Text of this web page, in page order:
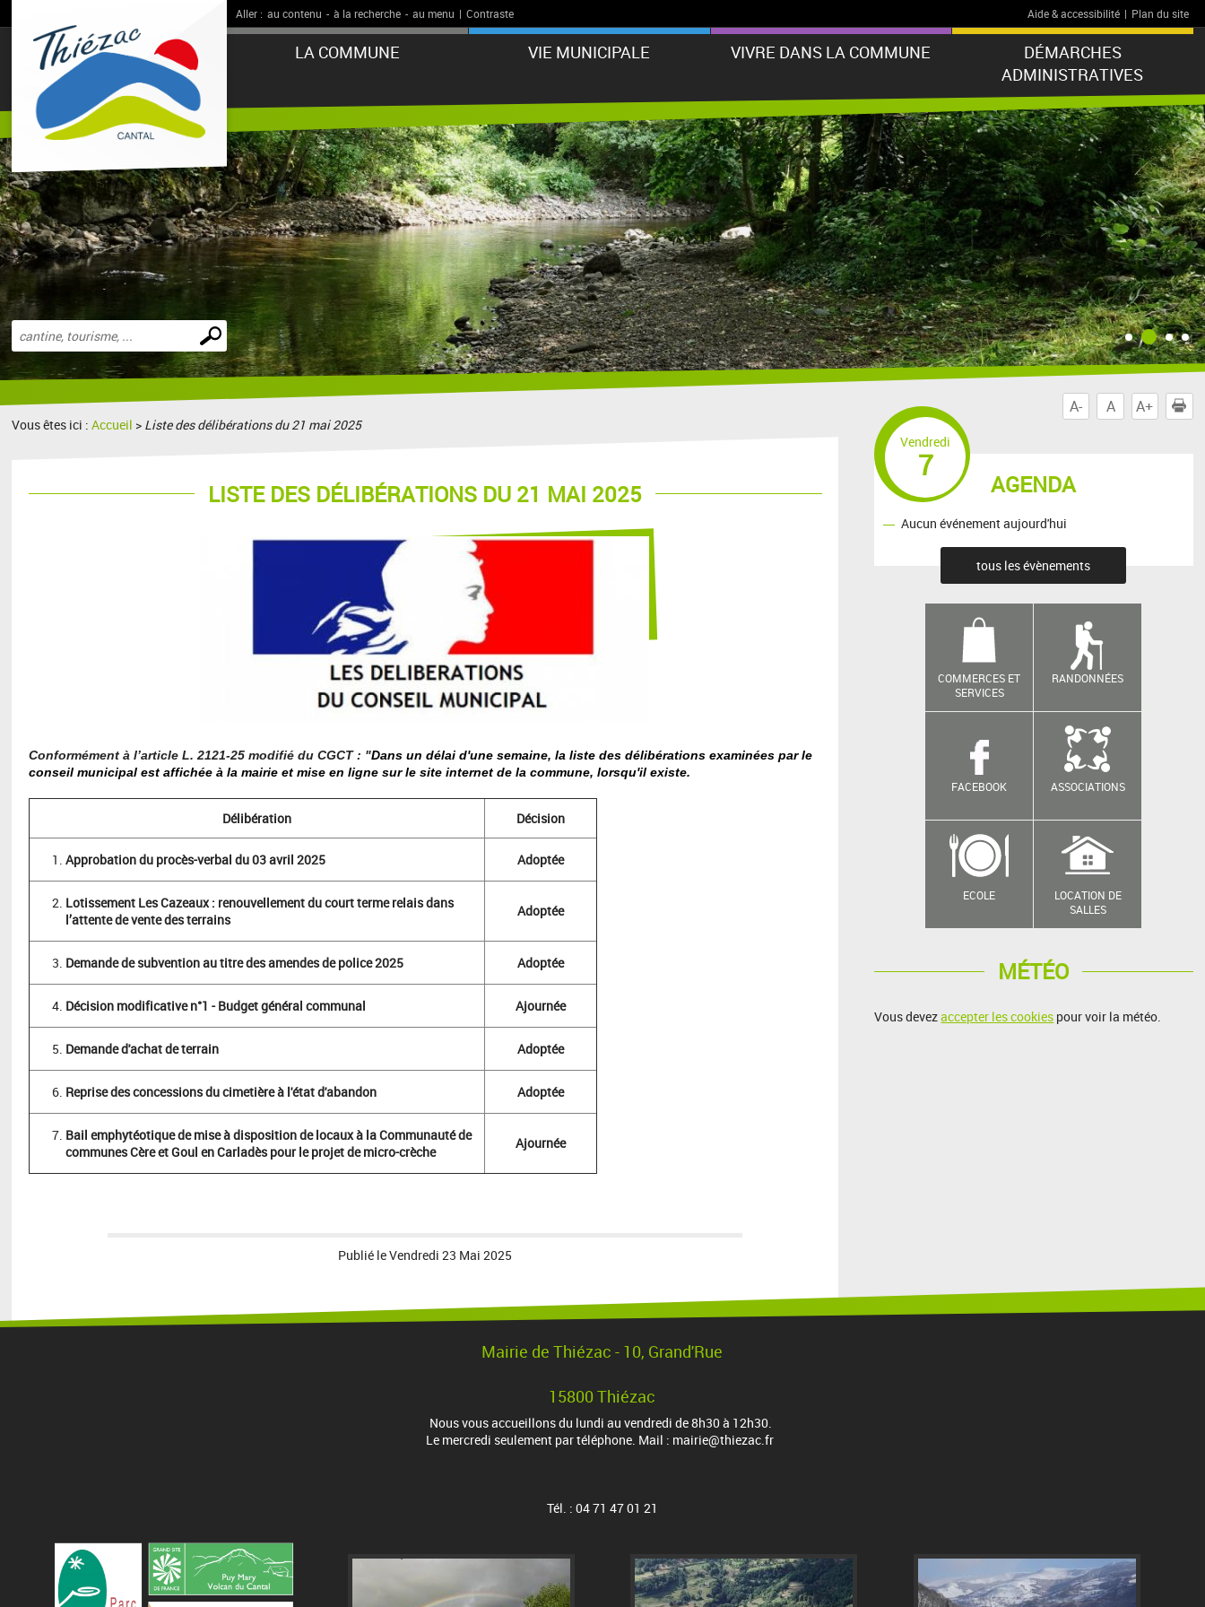
Aller : au contenu - à la recherche - au menu | Contraste Aide & accessibilité | Plan du site
LA COMMUNE VIE MUNICIPALE VIVRE DANS LA COMMUNE
DÉMARCHES
ADMINISTRATIVES
Effectuer
une
A- A A+
Vous êtes ici :Accueil > Liste des délibérations du 21 mai 2025
LISTE DES DÉLIBÉRATIONS DU 21 MAI 2025
Conformément à l’article L. 2121-25 modifié du CGCT : "Dans un délai d'une semaine, la liste des délibérations examinées par le
conseil municipal est affichée à la mairie et mise en ligne sur le site internet de la commune, lorsqu'il existe.
Délibération Décision
Approbation du procès-verbal du 03 avril 2025 Adoptée
Lotissement Les Cazeaux : renouvellement du court terme relais dans
l’attente de vente des terrains
Adoptée
Demande de subvention au titre des amendes de police 2025 Adoptée
Décision modificative n°1 - Budget général communal Ajournée
Demande d'achat de terrain Adoptée
Reprise des concessions du cimetière à l'état d'abandon Adoptée
Bail emphytéotique de mise à disposition de locaux à la Communauté de
communes Cère et Goul en Carladès pour le projet de micro-crèche
Ajournée
Publié leVendredi 23 Mai 2025
AGENDA
Vendredi
7
Aucun événement aujourd'hui
tous les évènements
COMMERCES ET
SERVICES
RANDONNÉES
FACEBOOK ASSOCIATIONS
ECOLE
LOCATION DE
SALLES
MÉTÉO
Vous devezaccepter les cookies pour voir la météo.
Mairie de Thiézac - 10, Grand'Rue
15800 Thiézac
Nous vous accueillons du lundi au vendredi de 8h30 à 12h30.
Le mercredi seulement par téléphone. Mail : mairie@thiezac.fr
Tél. : 04 71 47 01 21